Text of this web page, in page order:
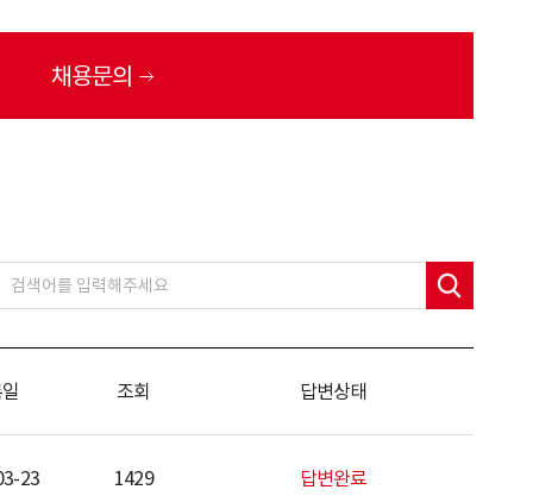
채용문의
조회 답변상태
23 1429 답변완료